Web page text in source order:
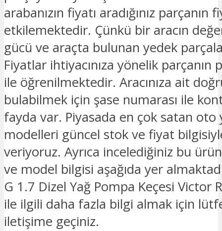
arabanızın fiyatı aradığınız parçanın
etkilemektedir. Çünkü bir aracın
gücü ve araçta bulunan yedek
Fiyatlar ihtiyacınıza yönelik parçanın
ile öğrenilmektedir. Aracınıza ait
bulabilmek için şase numarası ile
fayda var. Piyasada en çok satan oto
modelleri güncel stok ve fiyat
veriyoruz. Ayrıca incelediğiniz bu
ve model bilgisi aşağıda yer
G 1.7 Dizel Yağ Pompa Keçesi Victor
ile ilgili daha fazla bilgi almak için
iletişime geçiniz.